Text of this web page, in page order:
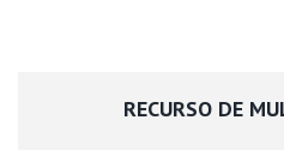
RECURSO DE